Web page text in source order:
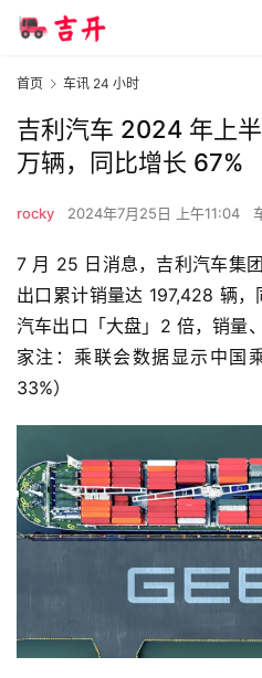
首页 车讯 24 小时
吉利汽车 2024 年上
万辆，同比增长 67%
rocky 2024年7月25日 上午11:04
7 月 25 日消息，吉利汽车集
出口累计销量达 197,428 辆
汽车出口「大盘」2 倍，销量
家注：乘联会数据显示中国
33%）